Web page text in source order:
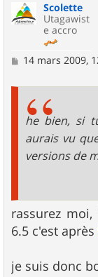
Scolette
Utagawist
e accro
M14 mars 2009,
he bien, si
aurais vu
versions de
rassurez
6.5 c'est après
je suis donc